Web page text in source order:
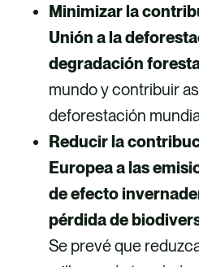
Minimizar la
Unión a la
degradación
mundo y contribuir
deforestación
Reducir la
Europea a las
de efecto
pérdida de
Se prevé que